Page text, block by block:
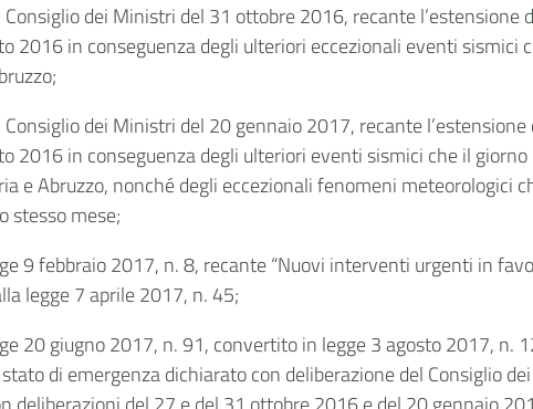
Consiglio dei Ministri del 31 ottobre 2016, recante
2016 in conseguenza degli ulteriori eccezionali eventi
Consiglio dei Ministri del 20 gennaio 2017, recante
2016 in conseguenza degli ulteriori eventi sismici che il
e Abruzzo, nonché degli eccezionali fenomeni
stesso mese;
9 febbraio 2017, n. 8, recante “Nuovi interventi urgenti in
legge 7 aprile 2017, n. 45;
20 giugno 2017, n. 91, convertito in legge 3 agosto 2017, n.
di emergenza dichiaratocon deliberazione del Consiglio